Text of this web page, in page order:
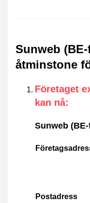
Sunweb
åtminstone
Företaget
kan nå:
Sunweb
Postadress